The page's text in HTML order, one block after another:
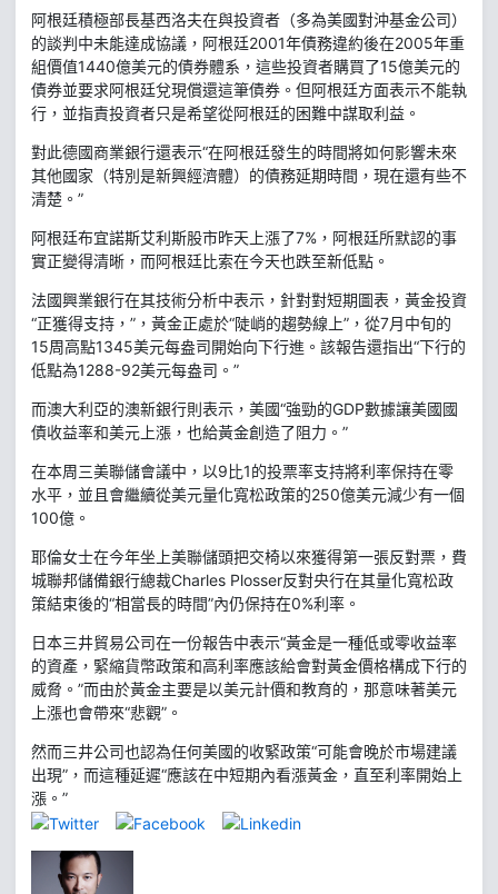
阿根廷積極部長基西洛夫在與投資者（多為美國對沖基金公司）
的談判中未能達成協議，阿根廷2001年債務違約後在2005年重
組價值1440億美元的債券體系，這些投資者購買了15億美元的
債券並要求阿根廷兌現償還這筆債券。但阿根廷方面表示不能執
行，並指責投資者只是希望從阿根廷的困難中謀取利益。
對此德國商業銀行還表示“在阿根廷發生的時間將如何影響未來
其他國家（特別是新興經濟體）的債務延期時間，現在還有些不
清楚。”
阿根廷布宜諾斯艾利斯股市昨天上漲了7%，阿根廷所默認的事
實正變得清晰，而阿根廷比索在今天也跌至新低點。
法國興業銀行在其技術分析中表示，針對對短期圖表，黃金投資
“正獲得支持，”，黃金正處於“陡峭的趨勢線上”，從7月中旬的
15周高點1345美元每盎司開始向下行進。該報告還指出“下行的
低點為1288-92美元每盎司。”
而澳大利亞的澳新銀行則表示，美國“強勁的GDP數據讓美國國
債收益率和美元上漲，也給黃金創造了阻力。”
在本周三美聯儲會議中，以9比1的投票率支持將利率保持在零
水平，並且會繼續從美元量化寬松政策的250億美元減少有一個
100億。
耶倫女士在今年坐上美聯儲頭把交椅以來獲得第一張反對票，費
城聯邦儲備銀行總裁Charles Plosser反對央行在其量化寬松政
策結束後的“相當長的時間”內仍保持在0%利率。
日本三井貿易公司在一份報告中表示“黃金是一種低或零收益率
的資產，緊縮貨幣政策和高利率應該給會對黃金價格構成下行的
威脅。”而由於黃金主要是以美元計價和教育的，那意味著美元
上漲也會帶來“悲觀”。
然而三井公司也認為任何美國的收緊政策“可能會晚於市場建議
出現”，而這種延遲“應該在中短期內看漲黃金，直至利率開始上
漲。”